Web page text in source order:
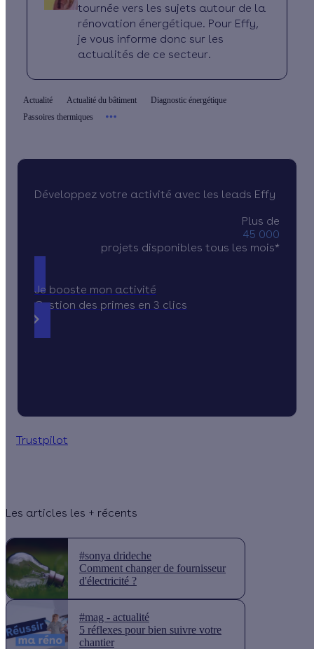
tournée vers les sujets autour de la
rénovation énergétique. Pour Effy,
je vous informe donc sur les
actualités de ce secteur.
Actualité Actualité du bâtiment
Diagnostic énergétique
Passoires thermiques
Développez votre activité avec les leads Effy
Plus de
45 000
projets disponibles tous les mois*
Je booste mon activité
Gestion des primes en 3 clics
Trustpilot
Les articles les + récents
#sonya drideche
Comment changer de fournisseur
d'électricité ?
#mag - actualité
5 réflexes pour bien suivre votre
chantier